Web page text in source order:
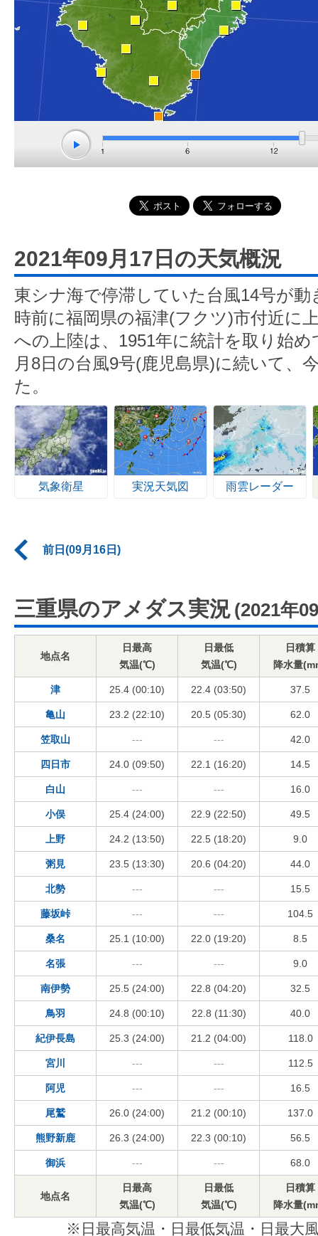
2021年09月17日の天気概況
東シナ海で停滞していた台風14号が
時前に福岡県の福津(フクツ)市付近に
への上陸は、1951年に統計を取り始
月8日の台風9号(鹿児島県)に続いて、
た。
気象衛星 実況天気図 雨雲レーダー
前日(09月16日)
三重県のアメダス実況 (2021年
地点名
日最高
気温(℃)
日最低
気温(℃)
日積算
降水量
津 25.4 (00:10) 22.4 (03:50) 37.5
亀山 23.2 (22:10) 20.5 (05:30) 62.0
笠取山 --- --- 42.0
四日市 24.0 (09:50) 22.1 (16:20) 14.5
白山 --- --- 16.0
小俣 25.4 (24:00) 22.9 (22:50) 49.5
上野 24.2 (13:50) 22.5 (18:20) 9.0
粥見 23.5 (13:30) 20.6 (04:20) 44.0
北勢 --- --- 15.5
藤坂峠 --- --- 104.5
桑名 25.1 (10:00) 22.0 (19:20) 8.5
名張 --- --- 9.0
南伊勢 25.5 (24:00) 22.8 (04:20) 32.5
鳥羽 24.8 (00:10) 22.8 (11:30) 40.0
紀伊長島 25.3 (24:00) 21.2 (04:00) 118.0
宮川 --- --- 112.5
阿児 --- --- 16.5
尾鷲 26.0 (24:00) 21.2 (00:10) 137.0
熊野新鹿 26.3 (24:00) 22.3 (00:10) 56.5
御浜 --- --- 68.0
地点名
日最高
気温(℃)
日最低
気温(℃)
日積算
降水量
※日最高気温・日最低気温・日最大